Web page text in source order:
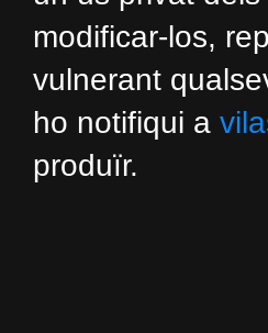
modificar-los,
vulnerant
ho notifiqui a
produïr.